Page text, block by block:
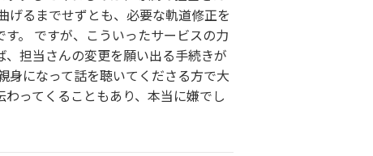
げるまでせずとも、必要な軌道修正を
。 ですが、こういったサービスの力
担当さんの変更を願い出る手続きが
身になって話を聴いてくださる方で大
ってくることもあり、本当に嫌でし